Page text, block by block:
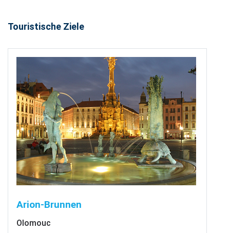
Touristische Ziele
Arion-Brunnen
Olomouc